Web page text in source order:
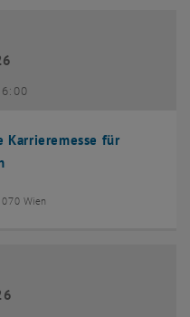
Karrieremesse für
2026
Wien
2026